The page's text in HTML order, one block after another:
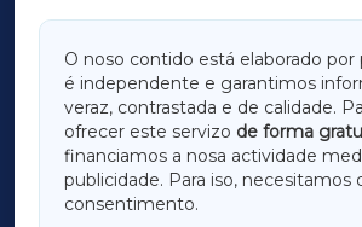
O noso contido está elaborado por
é independente e garantimos
veraz, contrastada e de calidade.
ofrecer este servizo de forma
financiamos a nosa actividade
publicidade. Para iso, necesitamos
consentimento.
LUGOXA
TERRACHAXA